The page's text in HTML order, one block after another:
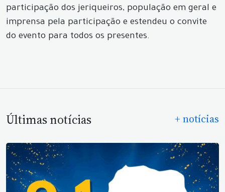
participação dos jeriqueiros, população em geral e
imprensa pela participação e estendeu o convite
do evento para todos os presentes.
Últimas notícias + notícias